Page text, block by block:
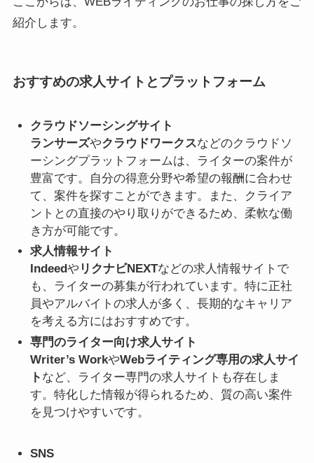
紹介します。
おすすめの求人サイトとプラットフォーム
クラウドソーシングサイト
ランサーズやクラウドワークスなどのクラウドソ
ーシングプラットフォームは、ライターの案件が
豊富です。自分の得意分野や希望の報酬に合わせ
て、案件を探すことができます。また、クライア
ントとの直接のやり取りができるため、柔軟な働
き方が可能です。
求人情報サイト
Indeedや リクナビNEXTなどの求人情報サイトで
も、ライターの募集が行われています。特に正社
員やアルバイトの求人が多く、長期的なキャリア
を考える方にはおすすめです。
専門のライター向け求人サイト
Writer’s WorkやWebライティング専用の求人サイ
ト など、ライター専門の求人サイトも存在しま
す。特化した情報が得られるため、質の高い案件
を見つけやすいです。
SNS